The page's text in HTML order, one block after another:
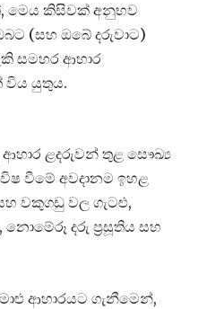
මෙය කිසිවක් අනුභව
(සහ ඔබේ දරුවාට)
සමහර ආහාර
විය යුතුය.
ළදරුවන් තුළ සෞඛ්‍ය
වීමේ අවදානම ඉහළ
වකුගඩු වල ගැටළු,
නොමේරූ දරු ප්‍රසූතිය සහ
ආහාරයට ගැනීමෙන්,